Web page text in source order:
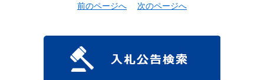
前のページへ 次のページへ